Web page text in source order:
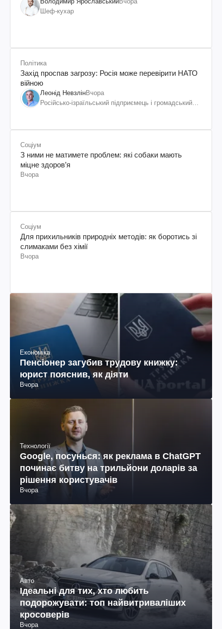
Шеф-кухар
Політика
Захід проспав загрозу: Росія може перевірити НАТО
війною
Леонід НевзлінВчора
Російсько-ізраїльський підприємець і громадський
Соціум
З ними не матимете проблем: які собаки мають
міцне здоров’я
Вчора
Соціум
Для прихильників природніх методів: як боротись зі
слимаками без хімії
Вчора
Економіка
Пенсіонер загубив трудову книжку:
юрист пояснив, як діяти
Вчора
Технології
Google, посунься: як реклама в ChatGPT
починає битву на трильйони доларів за
рішення користувачів
Вчора
Авто
Ідеальні для тих, хто любить
подорожувати: топ найвитриваліших
кросоверів
Вчора